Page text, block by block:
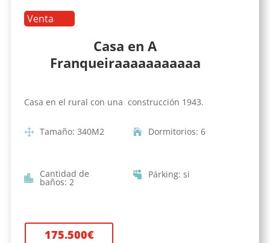
Venta
Casa en A
Franqueiraaaaaaaaaaa
Casa en el rural con una construcción 1943.
Tamaño: 340M2 Dormitorios: 6
Cantidad de
baños: 2
Párking: si
175.500€